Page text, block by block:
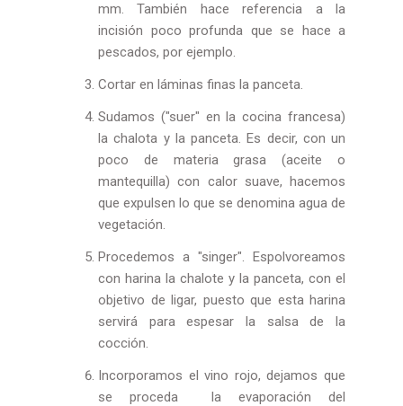
mm. También hace referencia a la
incisión poco profunda que se hace a
pescados, por ejemplo.
Cortar en láminas finas la panceta.
Sudamos ("suer" en la cocina francesa)
la chalota y la panceta. Es decir, con un
poco de materia grasa (aceite o
mantequilla) con calor suave, hacemos
que expulsen lo que se denomina agua de
vegetación.
Procedemos a "singer". Espolvoreamos
con harina la chalote y la panceta, con el
objetivo de ligar, puesto que esta harina
servirá para espesar la salsa de la
cocción.
Incorporamos el vino rojo, dejamos que
se proceda la evaporación del